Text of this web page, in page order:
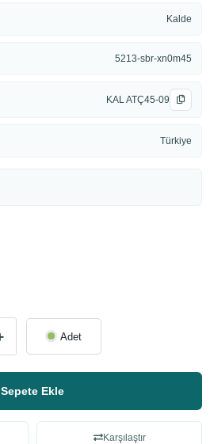
Kalde
5213-sbr-xn0m45
KAL ATÇ45-09
Türkiye
Adet
Sepete Ekle
Karşılaştır